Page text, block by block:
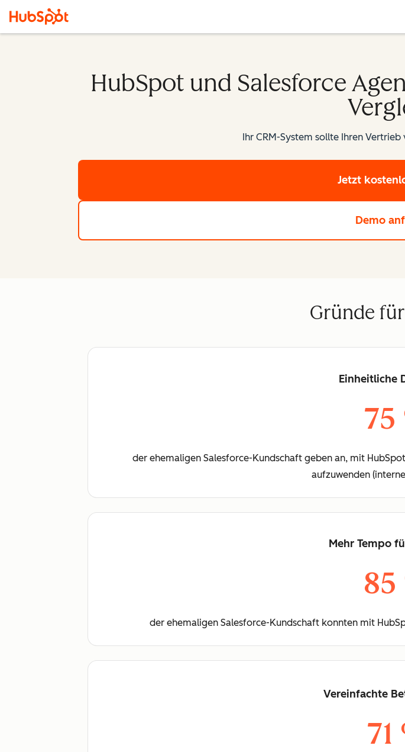
HubSpot und Salesforce
Ihr CRM-System sollte Ihren
Jetzt
Demo
Gründe
Einheitliche
75
der ehemaligen Salesforce-Kundschaft geben an, mit
aufzuwenden
Mehr Tempo
85
der ehemaligen Salesforce-Kundschaft konnten mit
Vereinfachte
71